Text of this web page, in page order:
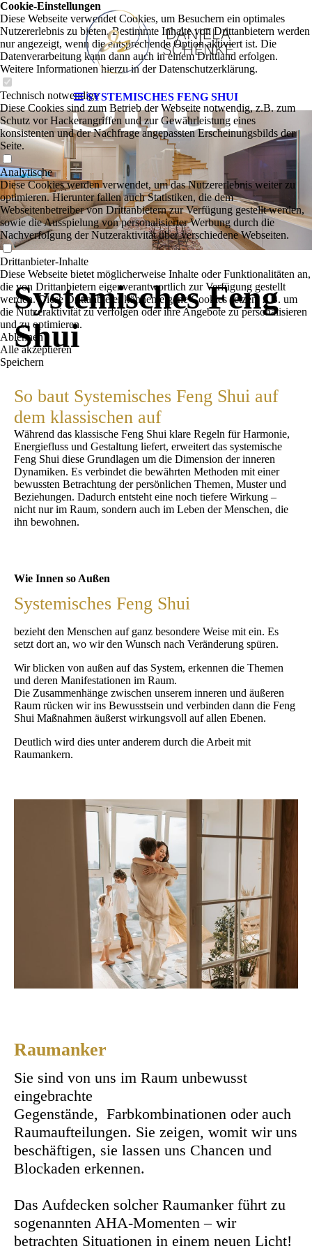
SYSTEMISCHES FENG SHUI
Shui
Systemisches Feng
Shui
So baut Systemisches Feng Shui auf
dem klassischen auf
Während das klassische Feng Shui klare Regeln für Harmonie,
Energiefluss und Gestaltung liefert, erweitert das systemische
Feng Shui diese Grundlagen um die Dimension der inneren
Dynamiken. Es verbindet die bewährten Methoden mit einer
bewussten Betrachtung der persönlichen Themen, Muster und
Beziehungen. Dadurch entsteht eine noch tiefere Wirkung –
nicht nur im Raum, sondern auch im Leben der Menschen, die
ihn bewohnen.
Wie Innen so Außen
Systemisches Feng Shui
bezieht den Menschen auf ganz besondere Weise mit ein. Es
setzt dort an, wo wir den Wunsch nach Veränderung spüren.
Wir blicken von außen auf das System, erkennen die Themen
und deren Manifestationen im Raum.
Die Zusammenhänge zwischen unserem inneren und äußeren
Raum rücken wir ins Bewusstsein und verbinden dann die Feng
Shui Maßnahmen äußerst wirkungsvoll auf allen Ebenen.
Deutlich wird dies unter anderem durch die Arbeit mit
Raumankern.
Raumanker
Sie sind von uns im Raum unbewusst
eingebrachte
Gegenstände, Farbkombinationen oder auch
Raumaufteilungen. Sie zeigen, womit wir uns
beschäftigen, sie lassen uns Chancen und
Blockaden erkennen.
Das Aufdecken solcher Raumanker führt zu
sogenannten AHA-Momenten – wir
betrachten Situationen in einem neuen Licht!
Cookie-Einstellungen
Diese Webseite verwendet Cookies, um Besuchern ein optimales
Nutzererlebnis zu bieten. Bestimmte Inhalte von Drittanbietern werden
nur angezeigt, wenn die entsprechende Option aktiviert ist. Die
Datenverarbeitung kann dann auch in einem Drittland erfolgen.
Weitere Informationen hierzu in der Datenschutzerklärung.
Technisch notwendige
Diese Cookies sind zum Betrieb der Webseite notwendig, z.B. zum
Schutz vor Hackerangriffen und zur Gewährleistung eines
konsistenten und der Nachfrage angepassten Erscheinungsbilds der
Seite.
Analytische
Diese Cookies werden verwendet, um das Nutzererlebnis weiter zu
optimieren. Hierunter fallen auch Statistiken, die dem
Webseitenbetreiber von Drittanbietern zur Verfügung gestellt werden,
sowie die Ausspielung von personalisierter Werbung durch die
Nachverfolgung der Nutzeraktivität über verschiedene Webseiten.
Drittanbieter-Inhalte
Diese Webseite bietet möglicherweise Inhalte oder Funktionalitäten an,
die von Drittanbietern eigenverantwortlich zur Verfügung gestellt
werden. Diese Drittanbieter können eigene Cookies setzen, z.B. um
die Nutzeraktivität zu verfolgen oder ihre Angebote zu personalisieren
und zu optimieren.
Ablehnen
Alle akzeptieren
Speichern